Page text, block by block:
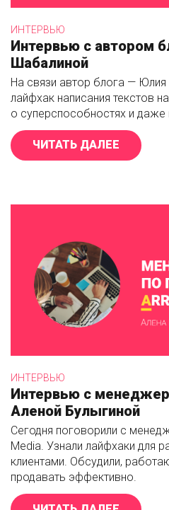
ИНТЕРВЬЮ
Интервью с автором
Шабалиной
На связи автор блога —
лайфхак написания текстов
о суперспособностях и даже
ЧИТАТЬ ДАЛЕЕ
ИНТЕРВЬЮ
Интервью с
Аленой Булыгиной
Сегодня поговорили с
Media. Узнали лайфхаки для
клиентами. Обсудили,
продавать эффективно.